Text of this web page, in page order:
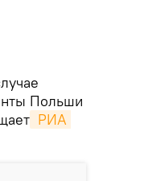
Польши
РИА